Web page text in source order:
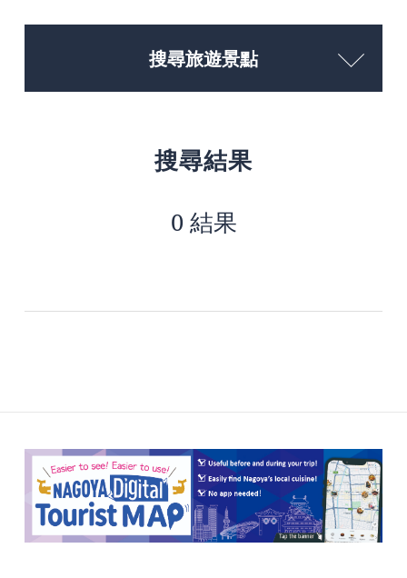
搜尋旅遊景點
搜尋結果
0 結果